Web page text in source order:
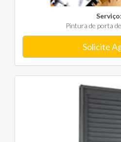
Serviço:
Pintura de porta
Solicite